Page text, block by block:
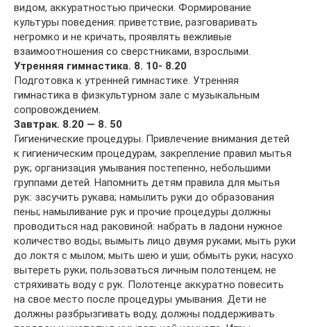
видом, аккуратностью прически. Формирование
культуры поведения: приветствие, разговаривать
негромко и не кричать, проявлять вежливые
взаимоотношения со сверстниками, взрослыми.
Утренняя гимнастика. 8. 10- 8.20
Подготовка к утренней гимнастике. Утренняя
гимнастика в физкультурном зале с музыкальным
сопровождением.
Завтрак. 8.20 — 8. 50
Гигиенические процедуры. Привлечение внимания детей
к гигиеническим процедурам, закрепление правил мытья
рук; организация умывания постепенно, небольшими
группами детей. Напомнить детям правила для мытья
рук: засучить рукава; намылить руки до образования
пены; намыливание рук и прочие процедуры должны
проводиться над раковиной: набрать в ладони нужное
количество воды; вымыть лицо двумя руками; мыть руки
до локтя с мылом; мыть шею и уши; обмыть руки; насухо
вытереть руки; пользоваться личным полотенцем; не
стряхивать воду с рук. Полотенце аккуратно повесить
на свое место после процедуры умывания. Дети не
должны разбрызгивать воду, должны поддерживать